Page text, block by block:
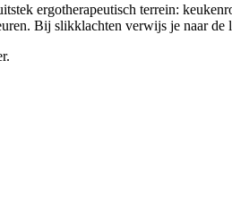
ergotherapeutisch terrein:
Bij slikklachten verwijs je naar de